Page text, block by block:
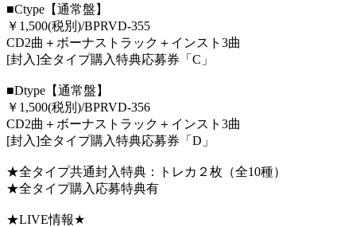
■Ctype 【通常盤】
￥ 1,500(税別 )/BPRVD-355
CD2曲＋ボーナストラック＋インスト 3曲
[封入]全タイプ購入特典応募券「 C 」
■Dtype 【通常盤】
￥ 1,500(税別 )/BPRVD-356
CD2曲＋ボーナストラック＋インスト 3曲
[封入]全タイプ購入特典応募券「 D 」
★全タイプ共通封入特典：トレカ２枚（全10種）
★全タイプ購入応募特典有
★LIVE情報★